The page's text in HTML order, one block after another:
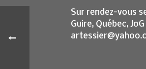
Sur rendez-vous
Guire, Québec,